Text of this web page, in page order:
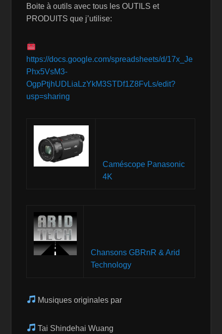
Boite à outils avec tous les OUTILS et
PRODUITS que j’utilise:
https://docs.google.com/spreadsheets/d/17x_Je
Phx5VsM3-
OgpPtjhUDLiaLzYkM3STDf1Z8FvLs/edit?
usp=sharing
Caméscope Panasonic
4K
Chansons GBRnR & Arid
Technology
Musiques originales par
Tai Shindehai Wuang